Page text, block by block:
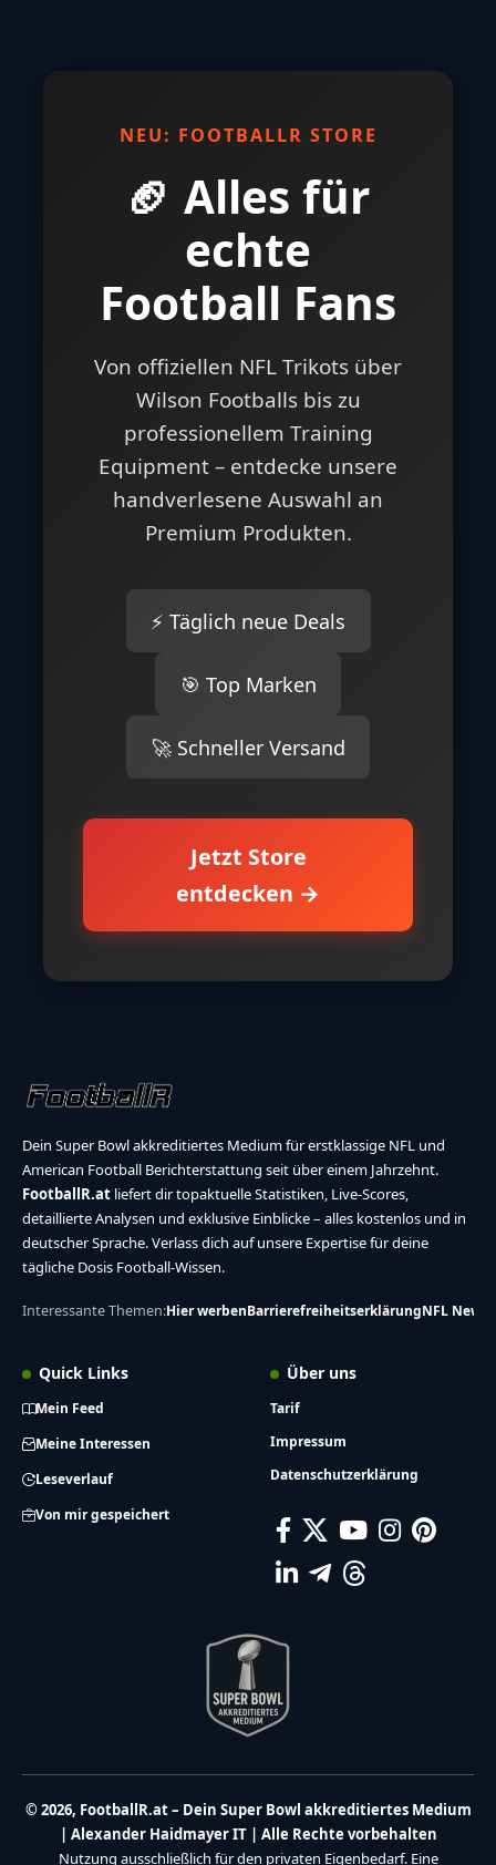
NEU: FOOTBALLR STORE
🏈 Alles für
echte
Football Fans
Von offiziellen NFL Trikots über
Wilson Footballs bis zu
professionellem Training
Equipment – entdecke unsere
handverlesene Auswahl an
Premium Produkten.
⚡ Täglich neue Deals
🎯 Top Marken
🚀 Schneller Versand
Jetzt Store
entdecken →
Dein Super Bowl akkreditiertes Medium für erstklassige NFL und
American Football Berichterstattung seit über einem Jahrzehnt.
FootballR.at liefert dir topaktuelle Statistiken, Live-Scores,
detaillierte Analysen und exklusive Einblicke – alles kostenlos und in
deutscher Sprache. Verlass dich auf unsere Expertise für deine
tägliche Dosis Football-Wissen.
Interessante Themen:Hier werbenBarrierefreiheitserklärungNFL News
Quick Links
Mein Feed
Meine Interessen
Leseverlauf
Von mir gespeichert
Über uns
Tarif
Impressum
Datenschutzerklärung
© 2026, FootballR.at – Dein Super Bowl akkreditiertes Medium
| Alexander Haidmayer IT | Alle Rechte vorbehalten
Nutzung ausschließlich für den privaten Eigenbedarf. Eine